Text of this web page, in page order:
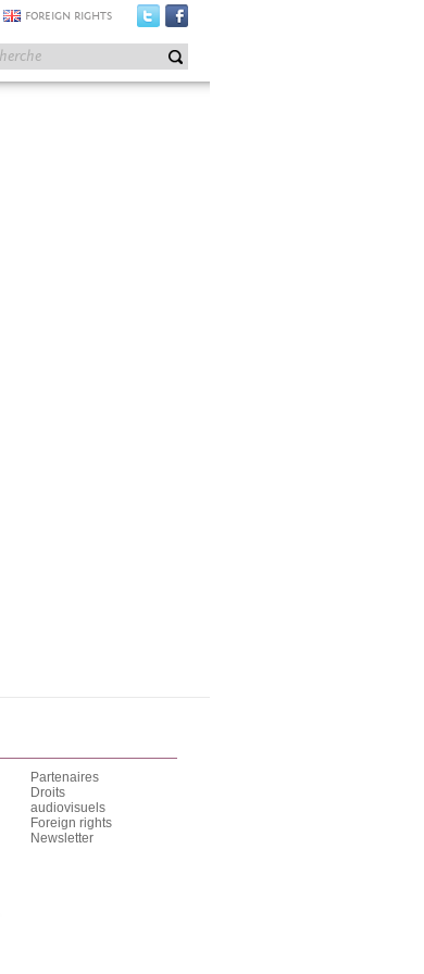
FOREIGN RIGHTS
Partenaires
Droits
audiovisuels
Foreign rights
Newsletter